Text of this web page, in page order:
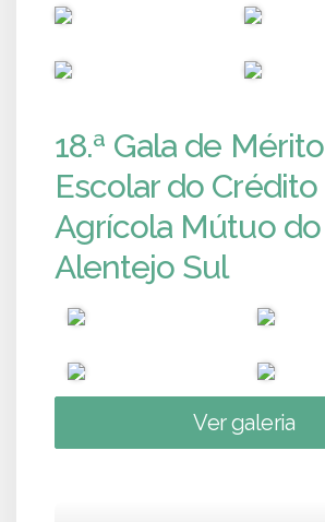
18.ª Gala de Mérito
Escolar do Crédito
Agrícola Mútuo do
Alentejo Sul
Ver galeria